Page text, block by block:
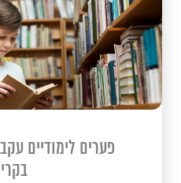
פערים לימודיים